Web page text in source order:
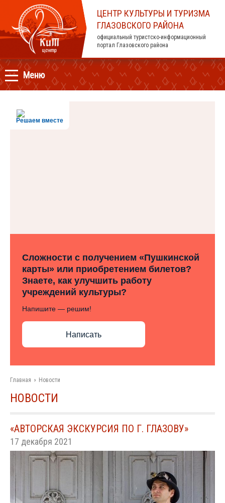
ЦЕНТР КУЛЬТУРЫ И ТУРИЗМА
ГЛАЗОВСКОГО РАЙОНА
официальный туристско-информационный
портал Глазовского района
Меню
Решаем вместе
Сложности с получением «Пушкинской
карты» или приобретением билетов?
Знаете, как улучшить работу
учреждений культуры?
Напишите — решим!
Написать
Главная › Новости
НОВОСТИ
«АВТОРСКАЯ ЭКСКУРСИЯ ПО Г. ГЛАЗОВУ»
17 декабря 2021